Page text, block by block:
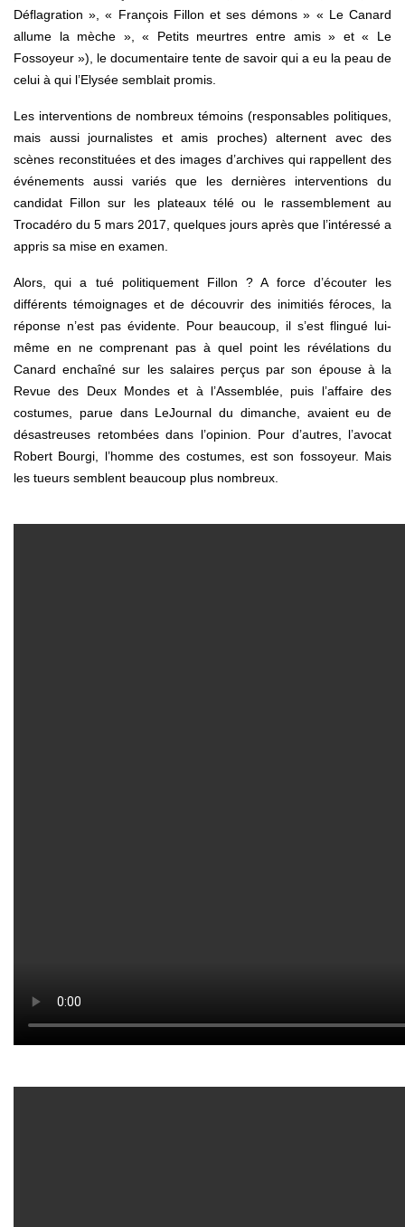
Déflagration », « François Fillon et ses démons » « Le Canard
allume la mèche », « Petits meurtres entre amis » et « Le
Fossoyeur »), le documentaire tente de savoir qui a eu la peau de
celui à qui l’Elysée semblait promis.
Les interventions de nombreux témoins (responsables politiques,
mais aussi journalistes et amis proches) alternent avec des
scènes reconstituées et des images d’archives qui rappellent des
événements aussi variés que les dernières interventions du
candidat Fillon sur les plateaux télé ou le rassemblement au
Trocadéro du 5 mars 2017, quelques jours après que l’intéressé a
appris sa mise en examen.
Alors, qui a tué politiquement Fillon ? A force d’écouter les
différents témoignages et de découvrir des inimitiés féroces, la
réponse n’est pas évidente. Pour beaucoup, il s’est flingué lui-
même en ne comprenant pas à quel point les révélations du
Canard enchaîné sur les salaires perçus par son épouse à la
Revue des Deux Mondes et à l’Assemblée, puis l’affaire des
costumes, parue dans Le­Journal du dimanche, avaient eu de
désastreuses retombées dans l’opinion. Pour d’autres, l’avocat
Robert Bourgi, l’homme des costumes, est son fossoyeur. Mais
les tueurs semblent beaucoup plus nombreux.